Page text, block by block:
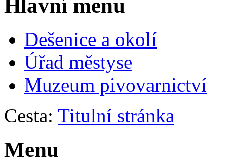
Hlavní menu
Dešenice a okolí
Úřad městyse
Muzeum pivovarnictví
Cesta: Titulní stránka
Menu